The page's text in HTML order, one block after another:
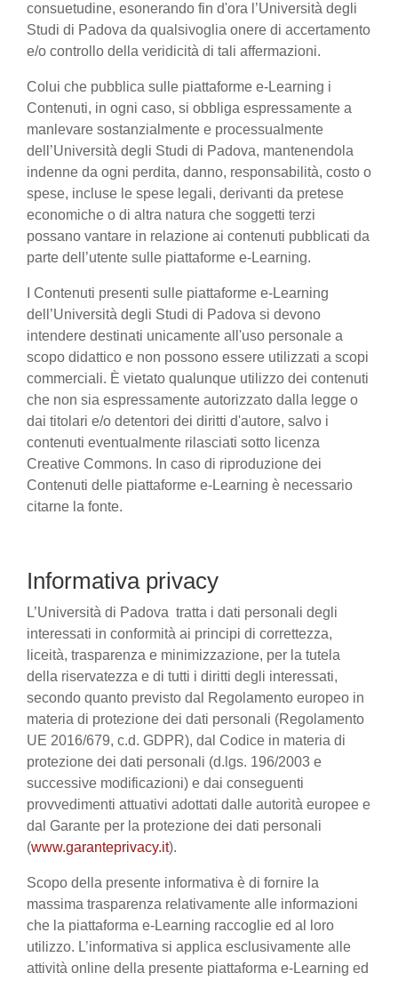
consuetudine, esonerando fin d'ora l’Università degli
Studi di Padova da qualsivoglia onere di accertamento
e/o controllo della veridicità di tali affermazioni.
Colui che pubblica sulle piattaforme e-Learning i
Contenuti, in ogni caso, si obbliga espressamente a
manlevare sostanzialmente e processualmente
dell’Università degli Studi di Padova, mantenendola
indenne da ogni perdita, danno, responsabilità, costo o
spese, incluse le spese legali, derivanti da pretese
economiche o di altra natura che soggetti terzi
possano vantare in relazione ai contenuti pubblicati da
parte dell’utente sulle piattaforme e-Learning.
I Contenuti presenti sulle piattaforme e-Learning
dell’Università degli Studi di Padova si devono
intendere destinati unicamente all'uso personale a
scopo didattico e non possono essere utilizzati a scopi
commerciali. È vietato qualunque utilizzo dei contenuti
che non sia espressamente autorizzato dalla legge o
dai titolari e/o detentori dei diritti d'autore, salvo i
contenuti eventualmente rilasciati sotto licenza
Creative Commons. In caso di riproduzione dei
Contenuti delle piattaforme e-Learning è necessario
citarne la fonte.
Informativa privacy
L’Università di Padova tratta i dati personali degli
interessati in conformità ai principi di correttezza,
liceità, trasparenza e minimizzazione, per la tutela
della riservatezza e di tutti i diritti degli interessati,
secondo quanto previsto dal Regolamento europeo in
materia di protezione dei dati personali (Regolamento
UE 2016/679, c.d. GDPR), dal Codice in materia di
protezione dei dati personali (d.lgs. 196/2003 e
successive modificazioni) e dai conseguenti
provvedimenti attuativi adottati dalle autorità europee e
dal Garante per la protezione dei dati personali
(www.garanteprivacy.it).
Scopo della presente informativa è di fornire la
massima trasparenza relativamente alle informazioni
che la piattaforma e-Learning raccoglie ed al loro
utilizzo. L’informativa si applica esclusivamente alle
attività online della presente piattaforma e-Learning ed